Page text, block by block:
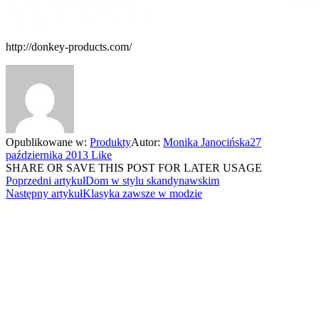
http://donkey-products.com/
Opublikowane w: ProduktyAutor: Monika Janocińska27
października 2013 Like
SHARE OR SAVE THIS POST FOR LATER USAGE
Poprzedni artykułDom w stylu skandynawskim
Następny artykułKlasyka zawsze w modzie